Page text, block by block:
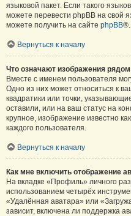
языковой пакет. Если такого
можете перевести phpBB на свой
можете получить на сайте phpBB®.
Вернуться к началу
Что означают изображения
Вместе с именем пользователя
Одно из них может относиться к
квадратики или точки,
оставили, или на ваш статус на
крупное, изображение известно
каждого пользователя.
Вернуться к началу
Как мне включить отображение
На вкладке «Профиль» личного
использованием четырёх
«Удалённая аватара» или
зависит, включена ли поддержка